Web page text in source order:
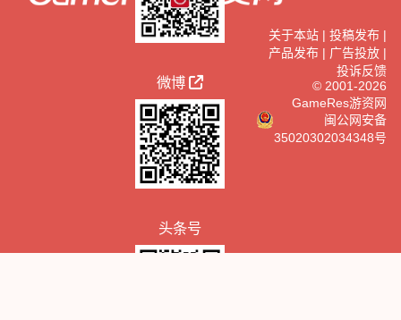
微博
头条号
关于本站| 投稿发布|
产品发布| 广告投放|
投诉反馈
© 2001-2026
GameRes游资网
闽公网安备
35020302034348号